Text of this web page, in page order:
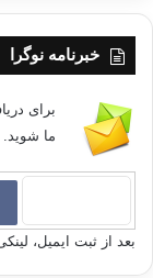
خبرنامه نوگرا
برای
ما شوید.
بعد از ثبت ایمیل،